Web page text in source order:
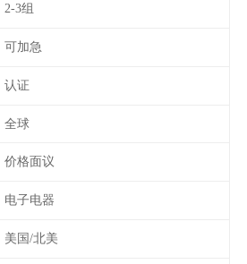
2-3组
可加急
认证
全球
价格面议
电子电器
美国/北美